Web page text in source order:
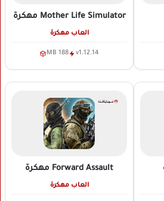
Mother Life Simulator مهكرة
العاب مهكرة
v1.12.14
188 MB
Forward Assault مهكرة
العاب مهكرة